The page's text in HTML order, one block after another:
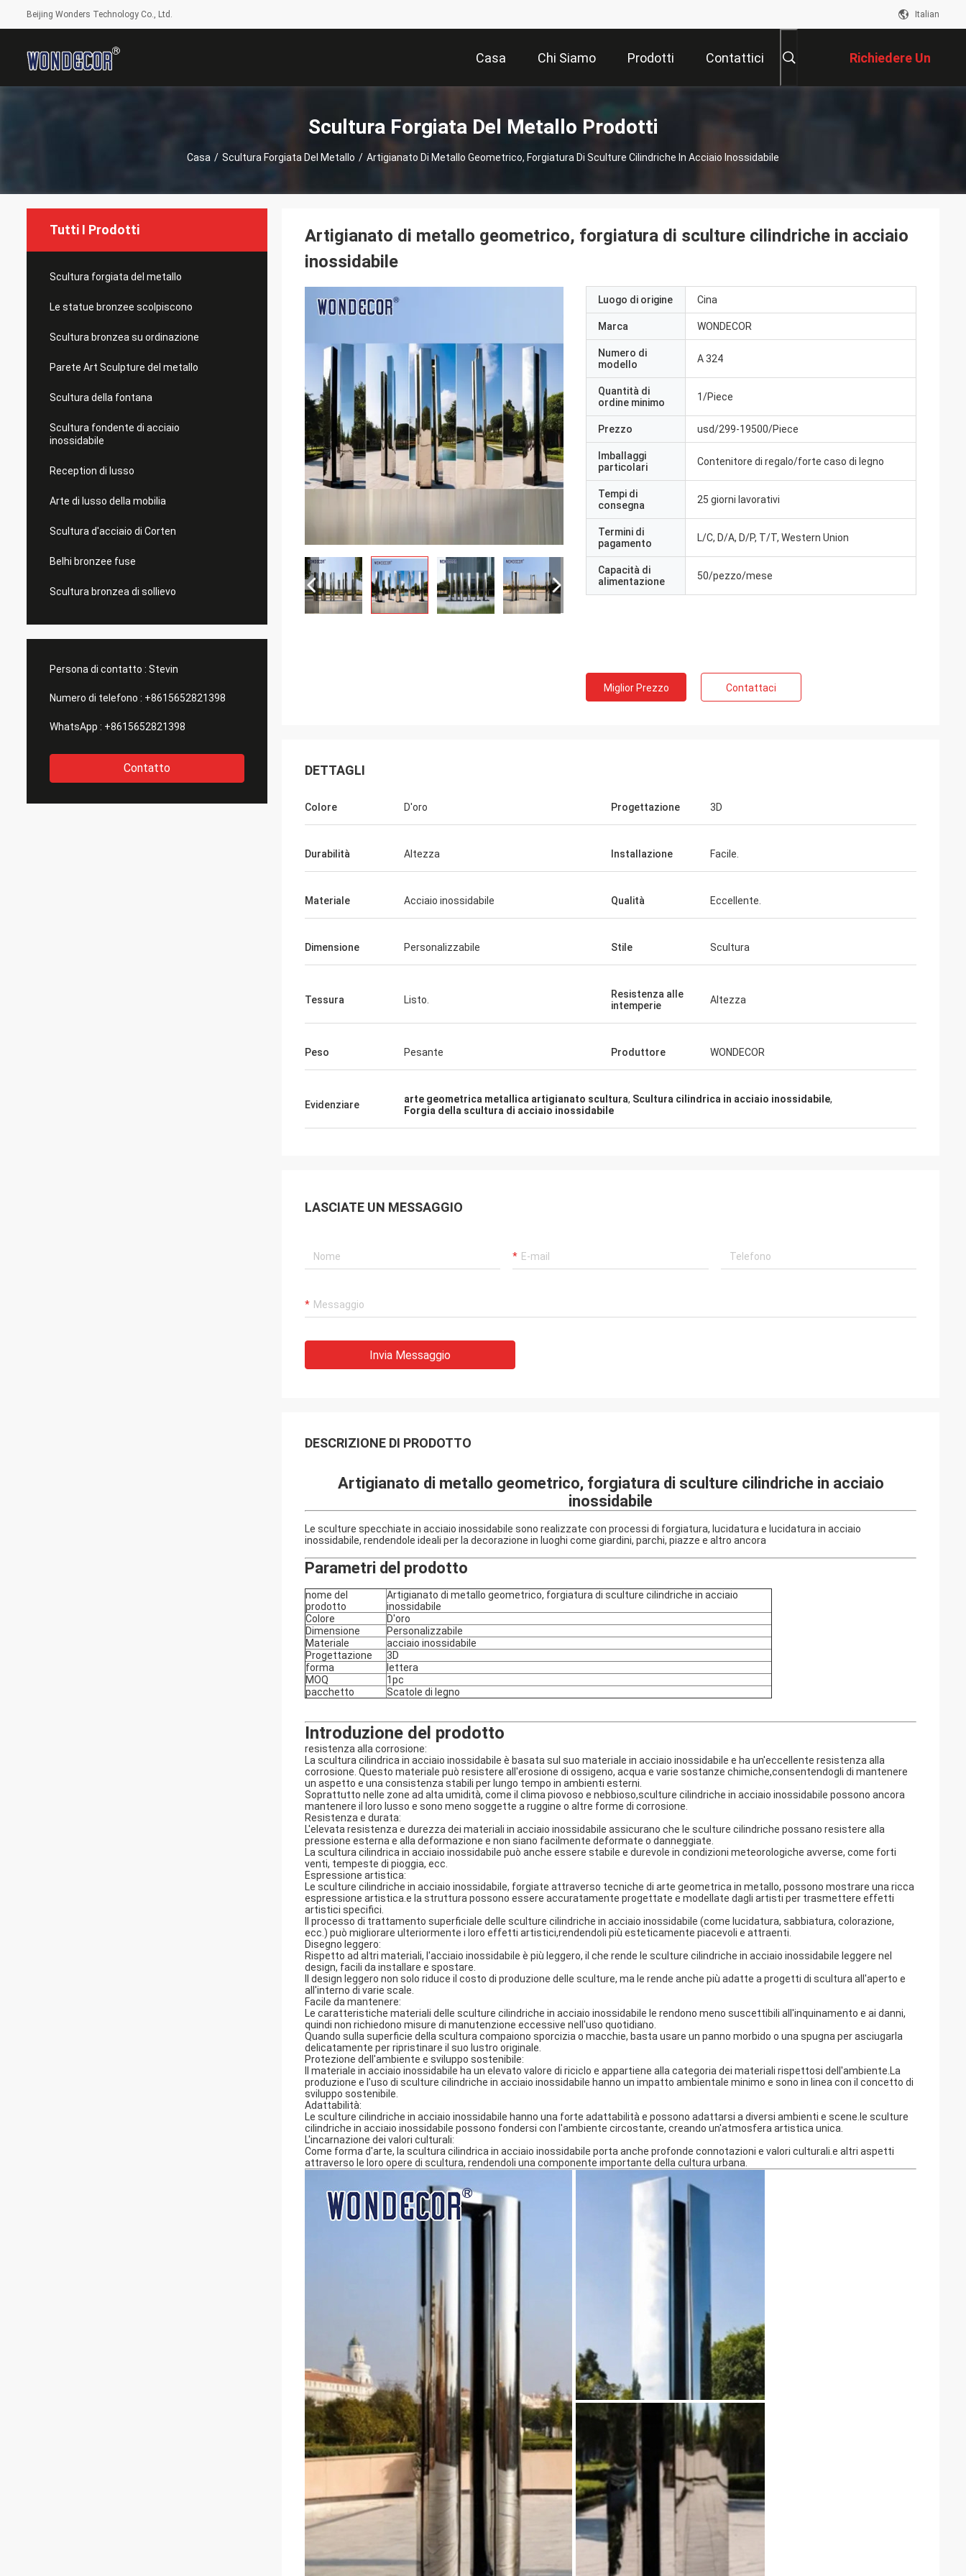
Beijing Wonders Technology Co., Ltd. Italian
Casa Chi Siamo Prodotti Contattici Richiedere Un
Preventivo
Scultura Forgiata Del Metallo Prodotti
Casa / Scultura Forgiata Del Metallo / Artigianato Di Metallo Geometrico, Forgiatura Di Sculture Cilindriche In Acciaio Inossidabile
Tutti I Prodotti
Scultura forgiata del metallo
Le statue bronzee scolpiscono
Scultura bronzea su ordinazione
Parete Art Sculpture del metallo
Scultura della fontana
Scultura fondente di acciaio
inossidabile
Reception di lusso
Arte di lusso della mobilia
Scultura d'acciaio di Corten
Belhi bronzee fuse
Scultura bronzea di sollievo
Persona di contatto : Stevin
Numero di telefono : +8615652821398
WhatsApp : +8615652821398
Contatto
Artigianato di metallo geometrico, forgiatura di sculture cilindriche in acciaio
inossidabile
Luogo di origine Cina
Marca WONDECOR
Numero di
modello
A 324
Quantità di
ordine minimo
1/Piece
Prezzo usd/299-19500/Piece
Imballaggi
particolari
Contenitore di regalo/forte caso di legno
Tempi di
consegna
25 giorni lavorativi
Termini di
pagamento
L/C, D/A, D/P, T/T, Western Union
Capacità di
alimentazione
50/pezzo/mese
Miglior Prezzo Contattaci
DETTAGLI
Colore D'oro Progettazione 3D
Durabilità Altezza Installazione Facile.
Materiale Acciaio inossidabile Qualità Eccellente.
Dimensione Personalizzabile Stile Scultura
Tessura Listo.
Resistenza alle
intemperie
Altezza
Peso Pesante Produttore WONDECOR
Evidenziare arte geometrica metallica artigianato scultura, Scultura cilindrica in acciaio inossidabile,
Forgia della scultura di acciaio inossidabile
LASCIATE UN MESSAGGIO
Invia Messaggio
DESCRIZIONE DI PRODOTTO
Artigianato di metallo geometrico, forgiatura di sculture cilindriche in acciaio
inossidabile
Le sculture specchiate in acciaio inossidabile sono realizzate con processi di forgiatura, lucidatura e lucidatura in acciaio
inossidabile, rendendole ideali per la decorazione in luoghi come giardini, parchi, piazze e altro ancora
Parametri del prodotto
nome del
prodotto
Artigianato di metallo geometrico, forgiatura di sculture cilindriche in acciaio
inossidabile
Colore
D'oro
Dimensione
Personalizzabile
Materiale
acciaio inossidabile
Progettazione
3D
forma
lettera
MOQ
1pc
pacchetto
Scatole di legno
Introduzione del prodotto
resistenza alla corrosione:
La scultura cilindrica in acciaio inossidabile è basata sul suo materiale in acciaio inossidabile e ha un'eccellente resistenza alla
corrosione. Questo materiale può resistere all'erosione di ossigeno, acqua e varie sostanze chimiche,consentendogli di mantenere
un aspetto e una consistenza stabili per lungo tempo in ambienti esterni.
Soprattutto nelle zone ad alta umidità, come il clima piovoso e nebbioso,sculture cilindriche in acciaio inossidabile possono ancora
mantenere il loro lusso e sono meno soggette a ruggine o altre forme di corrosione.
Resistenza e durata:
L'elevata resistenza e durezza dei materiali in acciaio inossidabile assicurano che le sculture cilindriche possano resistere alla
pressione esterna e alla deformazione e non siano facilmente deformate o danneggiate.
La scultura cilindrica in acciaio inossidabile può anche essere stabile e durevole in condizioni meteorologiche avverse, come forti
venti, tempeste di pioggia, ecc.
Espressione artistica:
Le sculture cilindriche in acciaio inossidabile, forgiate attraverso tecniche di arte geometrica in metallo, possono mostrare una ricca
espressione artistica.e la struttura possono essere accuratamente progettate e modellate dagli artisti per trasmettere effetti
artistici specifici.
Il processo di trattamento superficiale delle sculture cilindriche in acciaio inossidabile (come lucidatura, sabbiatura, colorazione,
ecc.) può migliorare ulteriormente i loro effetti artistici,rendendoli più esteticamente piacevoli e attraenti.
Disegno leggero:
Rispetto ad altri materiali, l'acciaio inossidabile è più leggero, il che rende le sculture cilindriche in acciaio inossidabile leggere nel
design, facili da installare e spostare.
Il design leggero non solo riduce il costo di produzione delle sculture, ma le rende anche più adatte a progetti di scultura all'aperto e
all'interno di varie scale.
Facile da mantenere:
Le caratteristiche materiali delle sculture cilindriche in acciaio inossidabile le rendono meno suscettibili all'inquinamento e ai danni,
quindi non richiedono misure di manutenzione eccessive nell'uso quotidiano.
Quando sulla superficie della scultura compaiono sporcizia o macchie, basta usare un panno morbido o una spugna per asciugarla
delicatamente per ripristinare il suo lustro originale.
Protezione dell'ambiente e sviluppo sostenibile:
Il materiale in acciaio inossidabile ha un elevato valore di riciclo e appartiene alla categoria dei materiali rispettosi dell'ambiente.La
produzione e l'uso di sculture cilindriche in acciaio inossidabile hanno un impatto ambientale minimo e sono in linea con il concetto di
sviluppo sostenibile.
Adattabilità:
Le sculture cilindriche in acciaio inossidabile hanno una forte adattabilità e possono adattarsi a diversi ambienti e scene.le sculture
cilindriche in acciaio inossidabile possono fondersi con l'ambiente circostante, creando un'atmosfera artistica unica.
L'incarnazione dei valori culturali:
Come forma d'arte, la scultura cilindrica in acciaio inossidabile porta anche profonde connotazioni e valori culturali.e altri aspetti
attraverso le loro opere di scultura, rendendoli una componente importante della cultura urbana.